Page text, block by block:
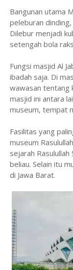
Bangunan utama
peleburan
Dilebur menjadi
setengah bola
Fungsi masjid Al
ibadah saja. Di
wawasan tentang
masjid ini antara
museum, tempat
Fasilitas yang
museum
sejarah
beliau. Selain itu
di Jawa Barat.